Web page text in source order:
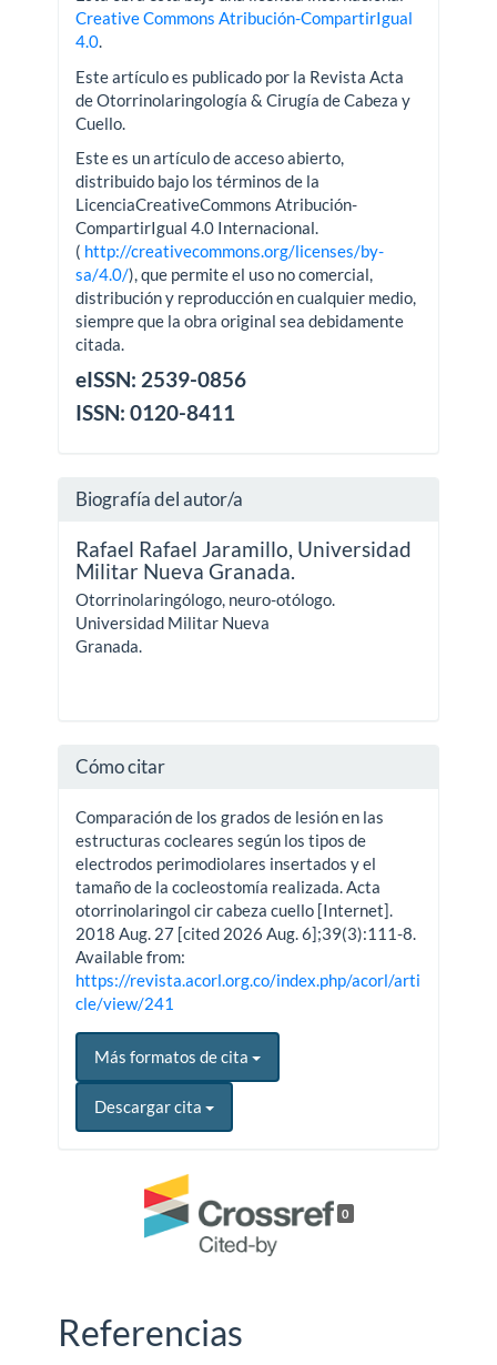
Creative Commons Atribución-CompartirIgual
4.0.
Este artículo es publicado por la Revista Acta
de Otorrinolaringología & Cirugía de Cabeza y
Cuello.
Este es un artículo de acceso abierto,
distribuido bajo los términos de la
LicenciaCreativeCommons Atribución-
CompartirIgual 4.0 Internacional.
( http://creativecommons.org/licenses/by-
sa/4.0/), que permite el uso no comercial,
distribución y reproducción en cualquier medio,
siempre que la obra original sea debidamente
citada.
eISSN: 2539-0856
ISSN: 0120-8411
Biografía del autor/a
Rafael Rafael Jaramillo, Universidad
Militar Nueva Granada.
Otorrinolaringólogo, neuro-otólogo.
Universidad Militar Nueva
Granada.
Cómo citar
Comparación de los grados de lesión en las
estructuras cocleares según los tipos de
electrodos perimodiolares insertados y el
tamaño de la cocleostomía realizada. Acta
otorrinolaringol cir cabeza cuello [Internet].
2018 Aug. 27 [cited 2026 Aug. 6];39(3):111-8.
Available from:
https://revista.acorl.org.co/index.php/acorl/arti
cle/view/241
Más formatos de cita
Descargar cita
0
Referencias